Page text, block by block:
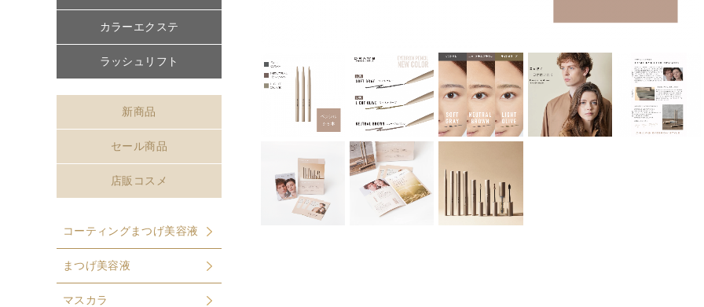
カラーエクステ
ラッシュリフト
新商品
セール商品
店販コスメ
コーティングまつげ美容液
まつげ美容液
マスカラ